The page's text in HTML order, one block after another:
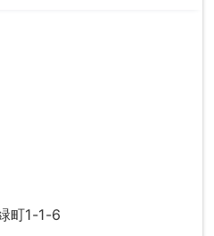
町1-1-6